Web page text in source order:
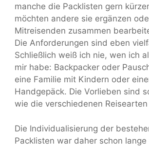
manche die Packlisten gern
möchten andere sie ergänzen
Mitreisenden zusammen
Die Anforderungen sind eben
Schließlich weiß ich nie, wen ich
mir habe: Backpacker oder
eine Familie mit Kindern oder
Handgepäck. Die Vorlieben sind
wie die verschiedenen
Die Individualisierung der
Packlisten war daher schon